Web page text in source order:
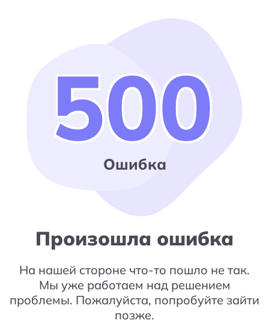
500
Ошибка
Произошла ошибка
На нашей стороне что-то пошло не так.
Мы уже работаем над решением
проблемы. Пожалуйста, попробуйте зайти
позже.